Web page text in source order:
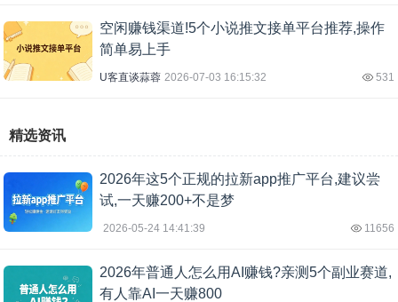
空闲赚钱渠道!5个小说推文接单平台推荐,操作
简单易上手
U客直谈蒜蓉 2026-07-03 16:15:32 531
精选资讯
2026年这5个正规的拉新app推广平台,建议尝
试,一天赚200+不是梦
2026-05-24 14:41:39 11656
2026年普通人怎么用AI赚钱?亲测5个副业赛道,
有人靠AI一天赚800